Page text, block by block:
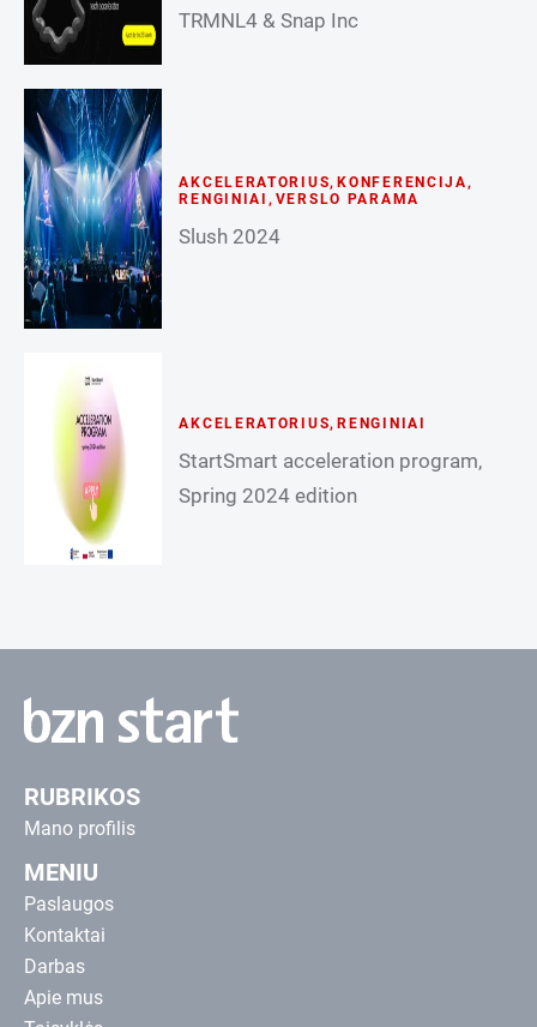
TRMNL4 & Snap Inc
AKCELERATORIUS, KONFERENCIJA,
RENGINIAI , VERSLO PARAMA
Slush 2024
AKCELERATORIUS, RENGINIAI
StartSmart acceleration program,
Spring 2024 edition
RUBRIKOS
Mano profilis
MENIU
Paslaugos
Kontaktai
Darbas
Apie mus